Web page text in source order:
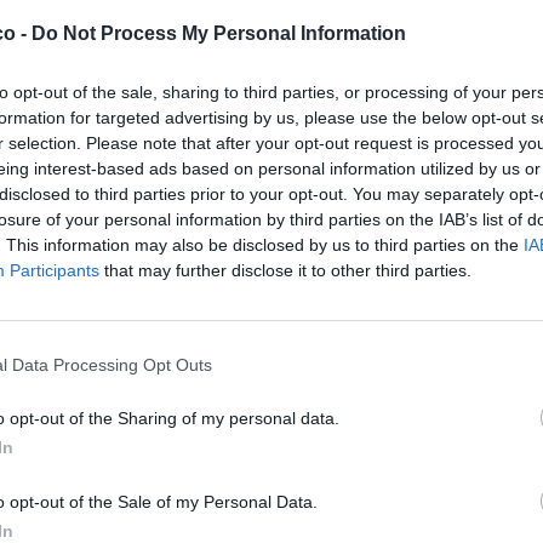
- Do Not Process My Personal Information
opt-out of the sale, sharing to third parties, or processing of your
for targeted advertising by us, please use the below opt-out
selection. Please note that after your opt-out request is processed
interest-based ads based on personal information utilized by us
to third parties prior to your opt-out. You may separately
of your personal information by third parties on the IAB’s list of
This information may also be disclosed by us to third parties on the
Participants that may further disclose it to other third parties.
Data Processing Opt Outs
opt-out of the Sharing of my personal data.
opt-out of the Sale of my Personal Data.
1
14 Giugno 2025 alle ore 14:47·Ti stimo
Barbyturiko:caciocavallo Moi? È lui che era ricercato e
14 Giugno 2025 alle ore 14:48 Ti stimo · Rispondi